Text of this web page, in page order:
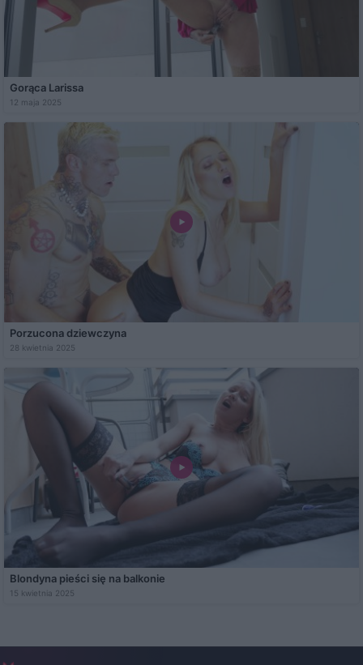
Gorąca Larissa
12 maja 2025
Porzucona dziewczyna
28 kwietnia 2025
Blondyna pieści się na balkonie
15 kwietnia 2025